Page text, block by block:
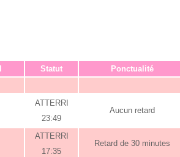
Statut
Ponctualité
ATTERRI
23:49
Aucun retard
ATTERRI
17:35
Retard de 30 minutes